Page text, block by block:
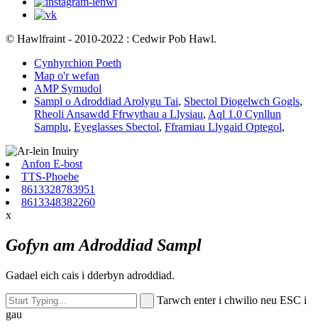
© Hawlfraint - 2010-2022 : Cedwir Pob Hawl.
Cynhyrchion Poeth
Map o'r wefan
AMP Symudol
Sampl o Adroddiad Arolygu Tai, Sbectol Diogelwch Gogls,
Rheoli Ansawdd Ffrwythau a Llysiau, Aql 1.0 Cynllun
Samplu, Eyeglasses Sbectol, Fframiau Llygaid Optegol,
Anfon E-bost
TTS-Phoebe
8613328783951
8613348382260
x
Gofyn am Adroddiad Sampl
Gadael eich cais i dderbyn adroddiad.
Tarwch enter i chwilio neu ESC i
gau